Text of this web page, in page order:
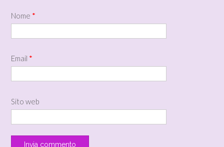
Nome *
Email *
Sito web